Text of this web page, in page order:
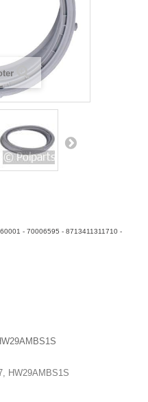
- 70006595 - 8713411311710 -
HW29AMBS1S